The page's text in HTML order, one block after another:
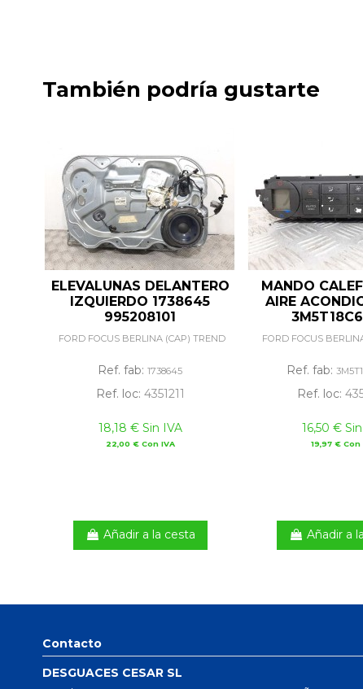
También podría gustarte
ELEVALUNAS DELANTERO
IZQUIERDO 1738645
995208101
FORD FOCUS BERLINA (CAP) TREND
Ref. fab: 1738645
Ref. loc: 4351211
18,18 € Sin IVA
22,00 € Con IVA
Añadir a la cesta
MANDO
AIRE
FORD FOCUS
Ref. fab:
Ref. loc:
16,50 €
19,97 € Con
Añadir a
Contacto
DESGUACES CESAR SL